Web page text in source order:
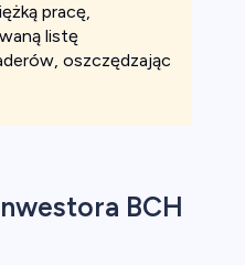
pracę,
listę
oszczędzając
BCH